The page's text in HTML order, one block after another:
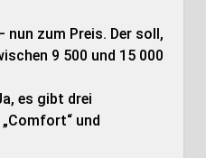
zum Preis. Der soll,
9 500 und 15 000
es gibt drei
und